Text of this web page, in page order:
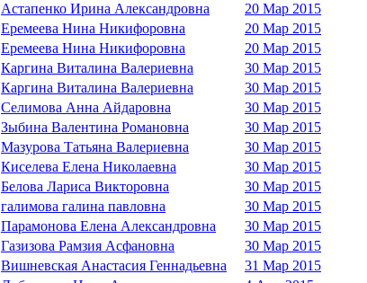
Астапенко Ирина Александровна
20 Мар 2015
Еремеева Нина Никифоровна
20 Мар 2015
Еремеева Нина Никифоровна
20 Мар 2015
Каргина Виталина Валериевна
30 Мар 2015
Каргина Виталина Валериевна
30 Мар 2015
Селимова Анна Айдаровна
30 Мар 2015
Зыбина Валентина Романовна
30 Мар 2015
Мазурова Татьяна Валериевна
30 Мар 2015
Киселева Елена Николаевна
30 Мар 2015
Белова Лариса Викторовна
30 Мар 2015
галимова галина павловна
30 Мар 2015
Парамонова Елена Александровна
30 Мар 2015
Газизова Рамзия Асфановна
30 Мар 2015
Вишневская Анастасия Геннадьевна
31 Мар 2015